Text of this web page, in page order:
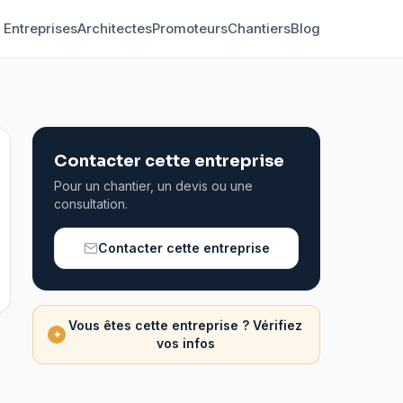
EntreprisesArchitectesPromoteursChantiersBlog
Contacter cette entreprise
Pour un chantier, un devis ou une
consultation.
Contacter cette entreprise
✦
Vous êtes cette entreprise ? Vérifiez
vos infos